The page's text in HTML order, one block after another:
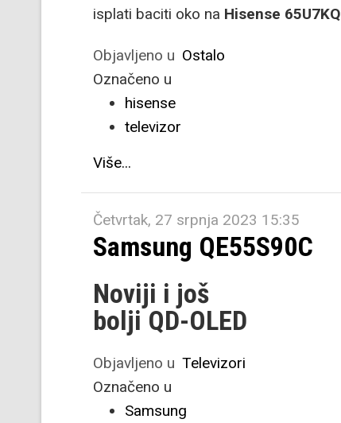
isplati baciti oko na Hisense 65U7KQ
Objavljeno u Ostalo
Označeno u
hisense
televizor
Više...
Četvrtak, 27 srpnja 2023 15:35
Samsung QE55S90C
Noviji i još
bolji QD-OLED
Objavljeno u Televizori
Označeno u
Samsung